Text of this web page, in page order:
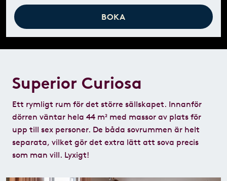
BOKA
Superior Curiosa
Ett rymligt rum för det större sällskapet. Innanför
dörren väntar hela 44 m² med massor av plats för
upp till sex personer. De båda sovrummen är helt
separata, vilket gör det extra lätt att sova precis
som man vill. Lyxigt!